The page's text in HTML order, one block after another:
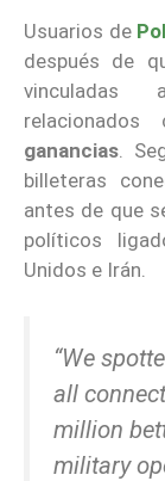
Usuarios de
después de
vinculadas
ganancias.
billeteras
antes de que
políticos
Unidos e Irán.
“We
all
million
military